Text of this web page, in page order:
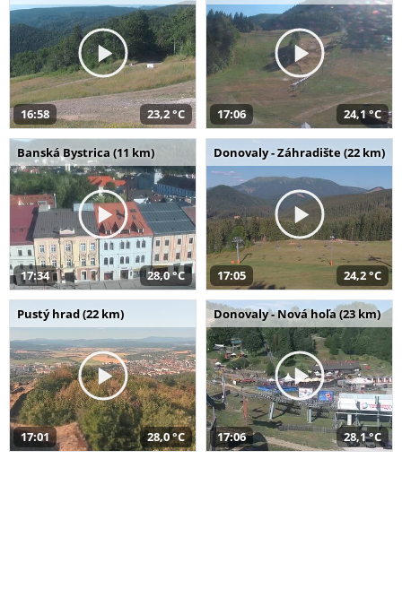
16:58 23,2 °C 17:06 24,1 °C
Banská Bystrica (11 km)
17:34 28,0 °C
Donovaly - Záhradište (22 km)
17:05 24,2 °C
Pustý hrad (22 km)
17:01 28,0 °C
Donovaly - Nová hoľa (23 km)
17:06 28,1 °C